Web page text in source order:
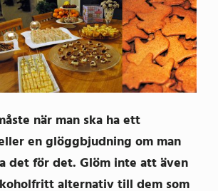
när man ska ha ett
en glöggbjudning om man
det för det. Glöm inte att även
alternativ till dem som